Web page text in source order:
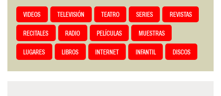
VIDEOS TELEVISIÓN TEATRO SERIES REVISTAS
RECITALES RADIO PELÍCULAS MUESTRAS
LUGARES LIBROS INTERNET INFANTIL DISCOS